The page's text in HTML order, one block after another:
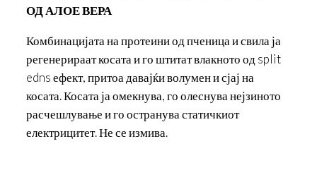
ОД АЛОЕ ВЕРА
Комбинацијата на протеини од пченица и свила ја
регенерираат косата и го штитат влакното од split
edns ефект, притоа давајќи волумен и сјај на
косата. Косата ја омекнува, го олеснува нејзиното
расчешлување и го остранува статичкиот
електрицитет. Не се измива.